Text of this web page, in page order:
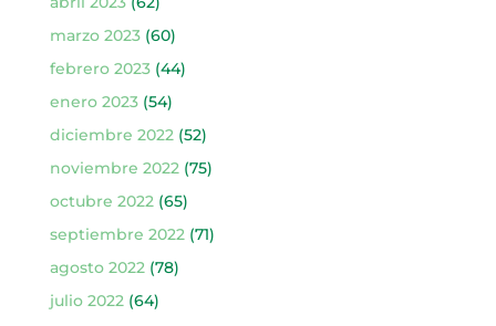
marzo 2023(60)
febrero 2023(44)
enero 2023(54)
diciembre 2022(52)
noviembre 2022(75)
octubre 2022(65)
septiembre 2022(71)
agosto 2022(78)
julio 2022(64)